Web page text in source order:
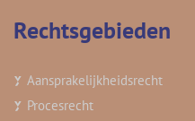
Rechtsgebieden
Aansprakelijkheidsrecht
Procesrecht